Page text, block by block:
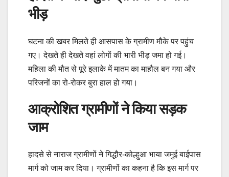
भीड़
घटना की खबर मिलते ही आसपास के ग्रामीण मौके पर पहुंच
गए। देखते ही देखते वहां लोगों की भारी भीड़ जमा हो गई।
महिला की मौत से पूरे इलाके में मातम का माहौल बन गया और
परिजनों का रो-रोकर बुरा हाल हो गया।
आक्रोशित ग्रामीणों ने किया सड़क
जाम
हादसे से नाराज ग्रामीणों ने गिद्धौर-कोल्हुआ भाया जमुई बाईपास
मार्ग को जाम कर दिया। ग्रामीणों का कहना है कि इस मार्ग पर